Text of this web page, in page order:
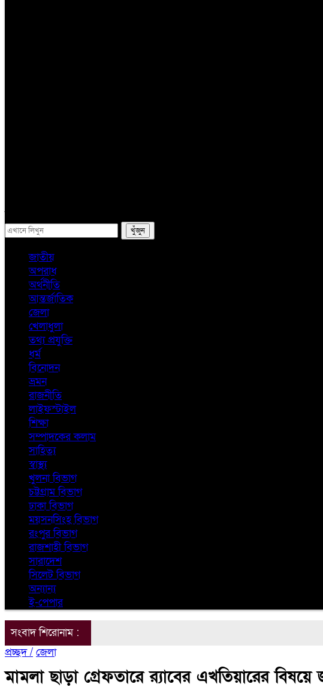
জাতীয়
অপরাধ
অর্থনীতি
আন্তর্জাতিক
জেলা
খেলাধুলা
তথ্য প্রযুক্তি
ধর্ম
বিনোদন
ভ্রমন
রাজনীতি
লাইফস্টাইল
শিক্ষা
সম্পাদকের কলাম
সাহিত্য
স্বাস্থ্য
খুলনা বিভাগ
চট্টগ্রাম বিভাগ
ঢাকা বিভাগ
ময়সনসিংহ বিভাগ
রংপুর বিভাগ
রাজশাহী বিভাগ
সারাদেশ
সিলেট বিভাগ
অন্যান্য
ই-পেপার
সংবাদ শিরোনাম :
প্রচ্ছদ / জেলা
মামলা ছাড়া গ্রেফতারে র‌্যাবের এখতিয়ারের বিষয়ে